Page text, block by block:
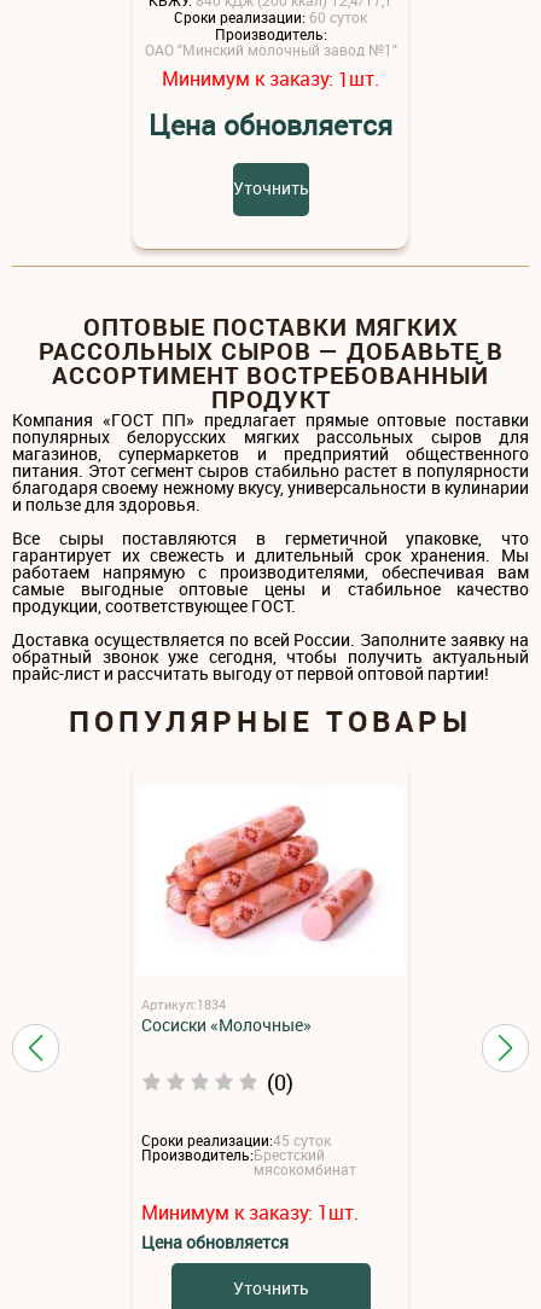
Сроки реализации: 60 суток
Производитель:
ОАО "Минский молочный завод №1"
Минимум к заказу: 1шт.
Цена обновляется
Уточнить
ОПТОВЫЕ ПОСТАВКИ МЯГКИХ
РАССОЛЬНЫХ СЫРОВ — ДОБАВЬТЕ В
АССОРТИМЕНТ ВОСТРЕБОВАННЫЙ
ПРОДУКТ
Компания «ГОСТ ПП» предлагает прямые оптовые поставки
популярных белорусских мягких рассольных сыров для
магазинов, супермаркетов и предприятий общественного
питания. Этот сегмент сыров стабильно растет в популярности
благодаря своему нежному вкусу, универсальности в кулинарии
и пользе для здоровья.
Все сыры поставляются в герметичной упаковке, что
гарантирует их свежесть и длительный срок хранения. Мы
работаем напрямую с производителями, обеспечивая вам
самые выгодные оптовые цены и стабильное качество
продукции, соответствующее ГОСТ.
Доставка осуществляется по всей России. Заполните заявку на
обратный звонок уже сегодня, чтобы получить актуальный
прайс-лист и рассчитать выгоду от первой оптовой партии!
ПОПУЛЯРНЫЕ ТОВАРЫ
Артикул:1834
Сосиски «Молочные»
(0)
Сроки реализации:45 суток
Производитель:Брестский
мясокомбинат
Минимум к заказу: 1шт.
Цена обновляется
Уточнить